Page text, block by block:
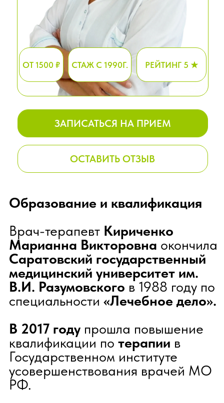
Образование и квалификация
Врач-терапевтКириченко
Марианна Викторовнаокончила
Саратовский государственный
медицинский университет им.
В.И. Разумовскогов 1988 году по
специальности«Лечебное дело».
В 2017 годупрошла повышение
квалификации по
Государственном институте
усовершенствования врачей МО
Опыт работы
Профессиональные навыки
Специализируется на лечении и
профилактике широкого спектра
заболеваний:
простудные заболевания,
грипп, хронические
астма;
диагностика и лечение
сердечно-сосудистых
заболеваний, коррекция
терапии после инфаркта и
инсульта;
артрит, артроз, остеопороз,
ОСТАВИТЬ ОТЗЫВ